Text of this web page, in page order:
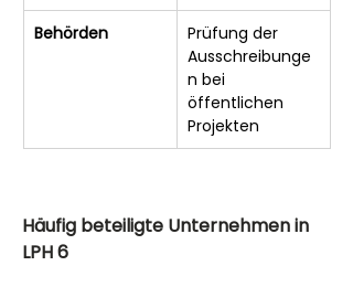
Behörden
Prüfung der
Ausschreibunge
n bei
öffentlichen
Projekten
Häufig beteiligte Unternehmen in
LPH 6